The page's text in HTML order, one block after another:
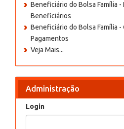
Beneficiário do Bolsa Família -
Beneficiários
Beneficiário do Bolsa Família -
Pagamentos
Veja Mais...
Administração
Login